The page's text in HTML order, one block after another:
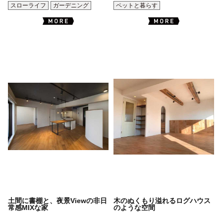
スローライフ
ガーデニング
ペットと暮らす
土間に書棚と、夜景Viewの非日
常感MIXな家
木のぬくもり溢れるログハウス
のような空間